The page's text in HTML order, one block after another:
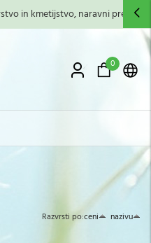
in kmetijstvo, naravni premazi,...
0
Razvrsti po:ceni nazivu